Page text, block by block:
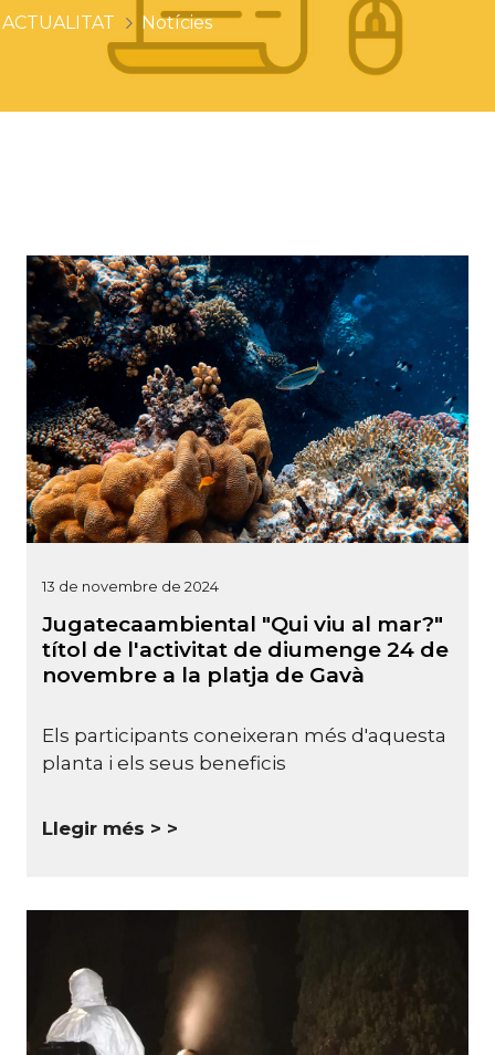
ACTUALITAT Notícies
13 de novembre de 2024
Jugatecaambiental "Qui viu al mar?"
títol de l'activitat de diumenge 24 de
novembre a la platja de Gavà
Els participants coneixeran més d'aquesta
planta i els seus beneficis
Llegir més >